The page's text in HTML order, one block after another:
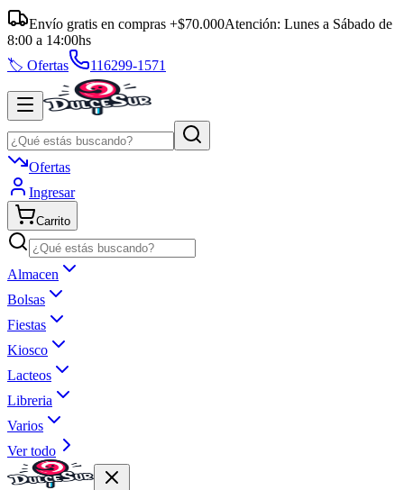
Envío gratis en compras +$70.000Atención: Lunes a Sábado de
8:00 a 14:00hs
🏷️ Ofertas
116299-1571
Ofertas
Ingresar
Carrito
Almacen
Bolsas
Fiestas
Kiosco
Lacteos
Libreria
Varios
Ver todo